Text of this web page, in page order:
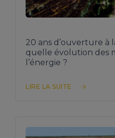
20 ans d’ouverture à
quelle évolution des
l’énergie ?
LIRE LA SUITE